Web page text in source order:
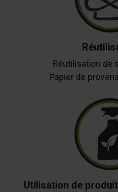
Réutilisation de
Papier de
Utilisation de